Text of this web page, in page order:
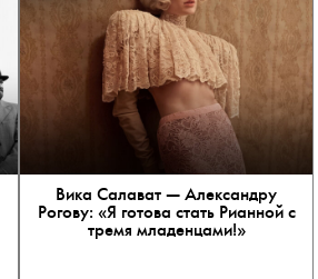
Вика Салават — Александру
Рогову: «Я готова стать Рианной с
тремя младенцами!»